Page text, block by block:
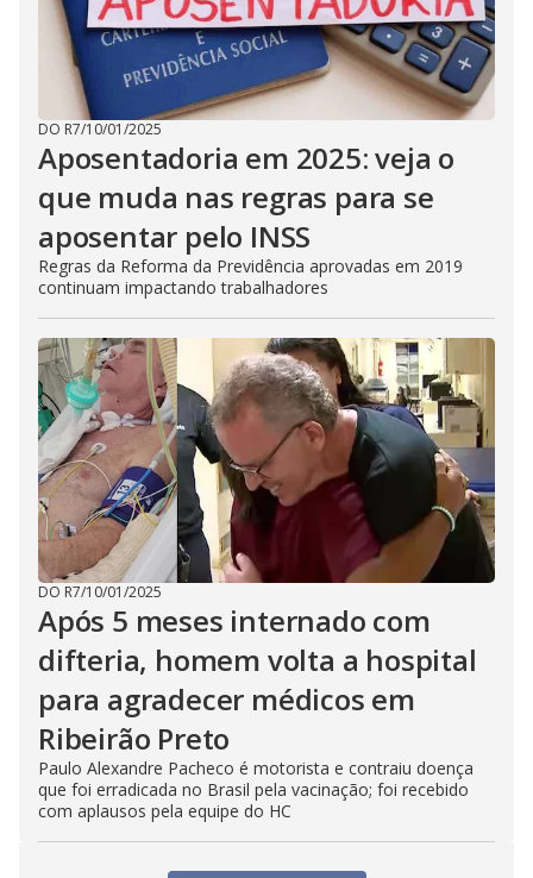
DO R7/10/01/2025
Aposentadoria em 2025: veja o
que muda nas regras para se
aposentar pelo INSS
Regras da Reforma da Previdência aprovadas em 2019
continuam impactando trabalhadores
DO R7/10/01/2025
Após 5 meses internado com
difteria, homem volta a hospital
para agradecer médicos em
Ribeirão Preto
Paulo Alexandre Pacheco é motorista e contraiu doença
que foi erradicada no Brasil pela vacinação; foi recebido
com aplausos pela equipe do HC